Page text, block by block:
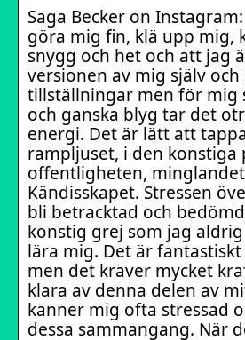
Saga Becker on
göra mig fin, klä upp mig,
snygg och het och att jag
versionen av mig själv
tillställningar men för mig
och ganska blyg tar det
energi. Det är lätt att
rampljuset, i den konstiga
offentligheten,
Kändisskapet. Stressen
bli betracktad och
konstig grej som jag
lära mig. Det är
men det kräver mycket
klara av denna delen av
känner mig ofta stressad
dessa sammangang. När